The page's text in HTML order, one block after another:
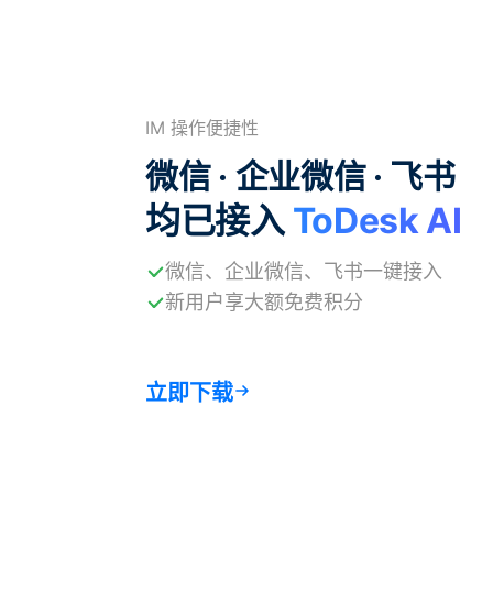
IM 操作便捷性
微信 · 企业微信 · 飞书
均已接入ToDesk AI
微信、企业微信、飞书一键接入
新用户享大额免费积分
立即下载